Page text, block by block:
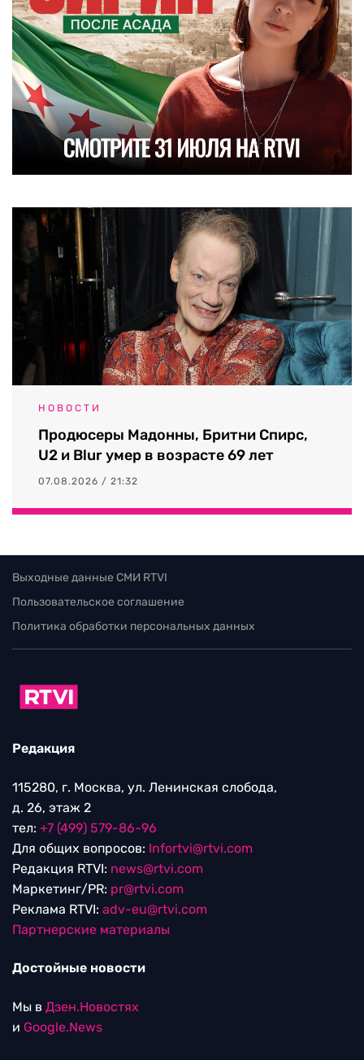
НОВОСТИ
Продюсеры Мадонны, Бритни Спирс,
U2 и Blur умер в возрасте 69 лет
07.08.2026 / 21:32
Выходные данные СМИ RTVI
Пользовательское соглашение
Политика обработки персональных данных
Редакция
115280, г. Москва, ул. Ленинская слобода,
д. 26, этаж 2
тел: +7 (499) 579-86-96
Для общих вопросов: Infortvi@rtvi.com
Редакция RTVI: news@rtvi.com
Маркетинг/PR: pr@rtvi.com
Реклама RTVI: adv-eu@rtvi.com
Партнерские материалы
Достойные новости
Мы в Дзен.Новостях
и Google.News